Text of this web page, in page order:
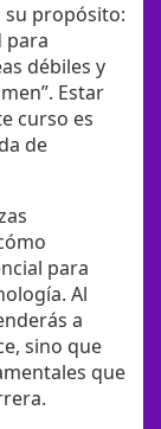
su propósito:
para
débiles y
Estar
curso es
de
para
Al
a
sino que
que